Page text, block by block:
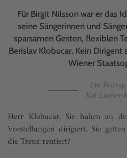
Für Birgit Nilsson war er das
seine Sängerinnen und
sparsamen Gesten, flexiblen
Berislav Klobucar. Kein
Wiener
Ein
Kai Luehrs-
Herr Klobucar, Sie haben an
Vorstellungen dirigiert. Sie
die Treue rentiert?